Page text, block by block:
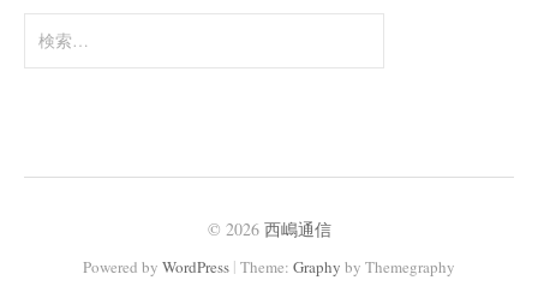
索
© 2026 西嶋通信
Powered by WordPress | Theme: Graphy by Themegraphy